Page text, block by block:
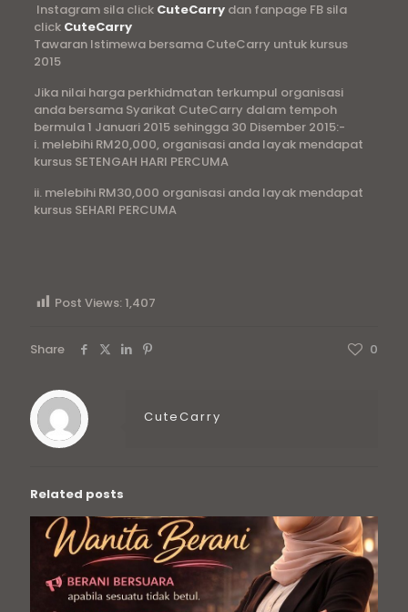
Instagram sila clickCuteCarry dan fanpage FB sila
clickCuteCarry
Tawaran Istimewa bersama CuteCarry untuk kursus
2015
Jika nilai harga perkhidmatan terkumpul organisasi
anda bersama Syarikat CuteCarry dalam tempoh
bermula 1 Januari 2015 sehingga 30 Disember 2015:-
i. melebihi RM20,000, organisasi anda layak mendapat
kursus SETENGAH HARI PERCUMA
ii. melebihi RM30,000 organisasi anda layak mendapat
kursus SEHARI PERCUMA
Post Views: 1,407
Share 0
CuteCarry
Related posts